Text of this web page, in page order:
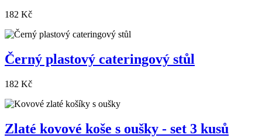
182 Kč
Černý plastový cateringový stůl
182 Kč
Zlaté kovové koše s oušky - set 3 kusů